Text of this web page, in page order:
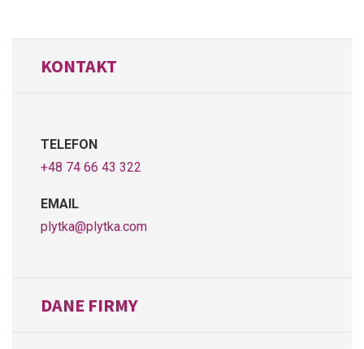
KONTAKT
TELEFON
+48 74 66 43 322
EMAIL
plytka@plytka.com
DANE FIRMY